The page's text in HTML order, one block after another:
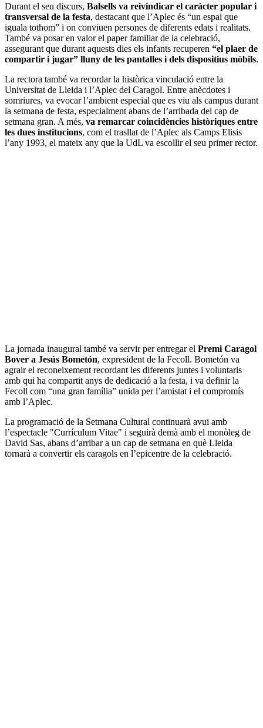
Durant el seu discurs, Balsells va reivindicar el caràcter popular i
transversal de la festa, destacant que l’Aplec és “un espai que
iguala tothom” i on conviuen persones de diferents edats i realitats.
També va posar en valor el paper familiar de la celebració,
assegurant que durant aquests dies els infants recuperen “el plaer de
compartir i jugar” lluny de les pantalles i dels dispositius mòbils.
La rectora també va recordar la històrica vinculació entre la
Universitat de Lleida i l’Aplec del Caragol. Entre anècdotes i
somriures, va evocar l’ambient especial que es viu als campus durant
la setmana de festa, especialment abans de l’arribada del cap de
setmana gran. A més, va remarcar coincidències històriques entre
les dues institucions, com el trasllat de l’Aplec als Camps Elisis
l’any 1993, el mateix any que la UdL va escollir el seu primer rector.
La jornada inaugural també va servir per entregar el Premi Caragol
Bover a Jesús Bometón, expresident de la Fecoll. Bometón va
agrair el reconeixement recordant les diferents juntes i voluntaris
amb qui ha compartit anys de dedicació a la festa, i va definir la
Fecoll com “una gran família” unida per l’amistat i el compromís
amb l’Aplec.
La programació de la Setmana Cultural continuarà avui amb
l’espectacle "Currículum Vitae" i seguirà demà amb el monòleg de
David Sas, abans d’arribar a un cap de setmana en què Lleida
tornarà a convertir els caragols en l’epicentre de la celebració.